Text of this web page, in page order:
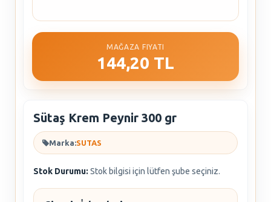
MAĞAZA FIYATI
144,20 TL
Sütaş Krem Peynir 300 gr
Marka:SUTAS
Stok Durumu: Stok bilgisi için lütfen şube seçiniz.